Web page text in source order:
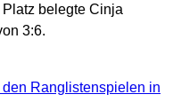
belegte Cinja
3:6.
Ranglistenspielen in